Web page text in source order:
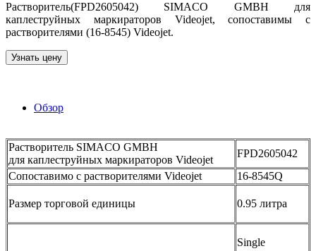
Растворитель(FPD2605042) SIMACO GMBH для
каплеструйных маркираторов Videojet, сопоставимы с
растворителями (16-8545) Videojet.
Узнать цену
Обзор
Растворитель SIMACO GMBH
для каплеструйных маркираторов Videojet
FPD2605042
Сопоставимо с растворителями Videojet
16-8545Q
Размер торговой единицы 0.95 литра
Single